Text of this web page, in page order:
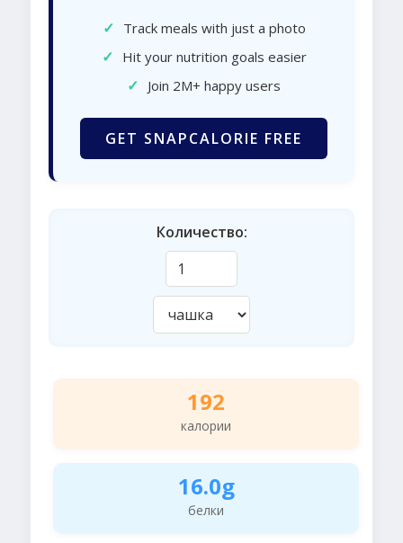
✓ Track meals with just a photo
✓ Hit your nutrition goals easier
✓ Join 2M+ happy users
GET SNAPCALORIE FREE
Количество:
192
калории
16.0g
белки